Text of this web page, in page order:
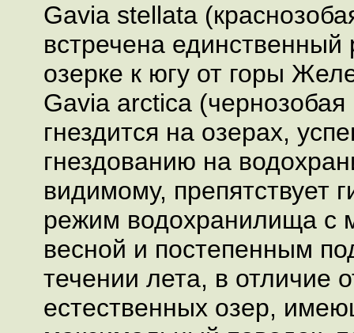
Gavia stellata
встречена
озерке к югу от горы
Gavia arctica (чернозобая
гнездится на озерах,
гнездованию на
видимому, препятствует
режим водохранилища с
весной и постепенным
течении лета, в отличие
естественных озер,